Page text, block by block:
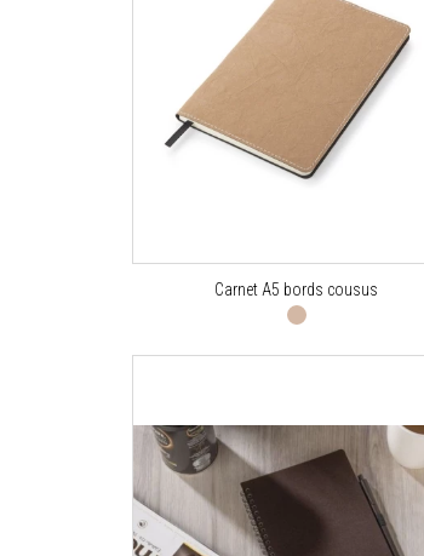
Carnet A5 bords cousus